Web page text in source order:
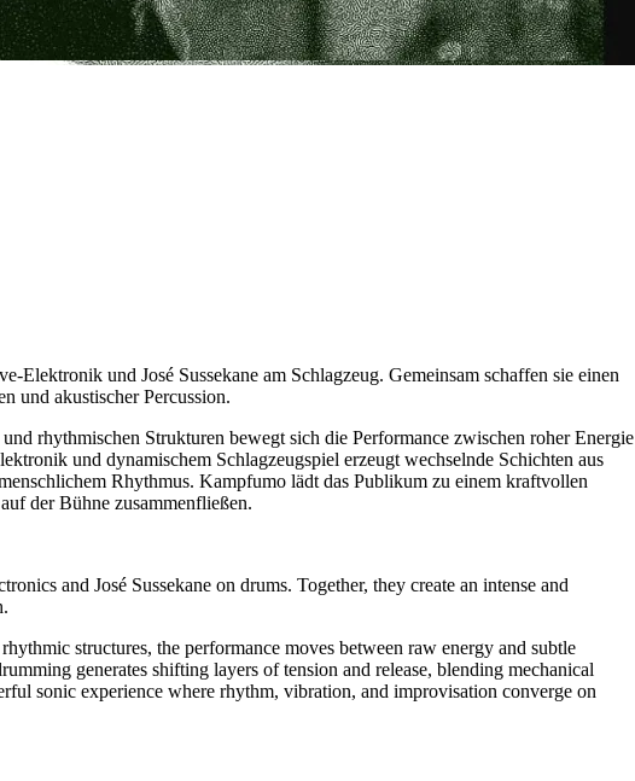
und José Sussekane am Schlagzeug. Gemeinsam schaffen sie einen
und akustischer Percussion.
rhythmischen Strukturen bewegt sich die Performance zwischen roher Energie
und dynamischem Schlagzeugspiel erzeugt wechselnde Schichten aus
Rhythmus. Kampfumo lädt das Publikum zu einem kraftvollen
der Bühne zusammenfließen.
and José Sussekane on drums. Together, they create an intense and
structures, the performance moves between raw energy and subtle
generates shifting layers of tension and release, blending mechanical
sonic experience where rhythm, vibration, and improvisation converge on